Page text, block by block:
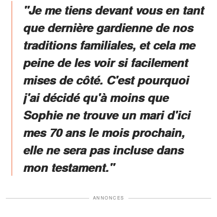
"Je me tiens devant vous en tant
que dernière gardienne de nos
traditions familiales, et cela me
peine de les voir si facilement
mises de côté. C'est pourquoi
j'ai décidé qu'à moins que
Sophie ne trouve un mari d'ici
mes 70 ans le mois prochain,
elle ne sera pas incluse dans
mon testament."
ANNONCES